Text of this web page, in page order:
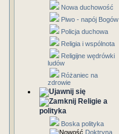
Nowa duchowość
Piwo - napój Bogów
Policja duchowa
Religia i wspólnota
Religijne wędrówki
ludów
Różaniec na
zdrowie
Religie a
polityka
Boska polityka
Doktryna